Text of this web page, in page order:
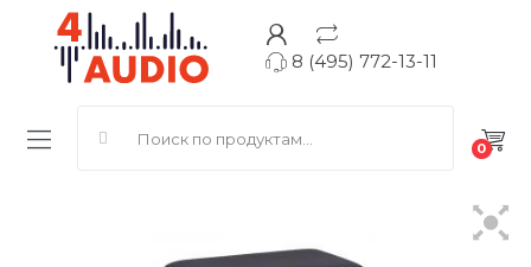
8 (495) 772-13-11
0